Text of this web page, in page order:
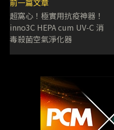
前一篇文章
超窩心！極實用抗疫神器！
inno3C HEPA cum UV-C 消
毒殺菌空氣淨化器